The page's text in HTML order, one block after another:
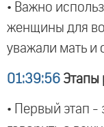
• Важно
женщины для
уважали мать и
01:39:56 Этапы
• Первый этап -